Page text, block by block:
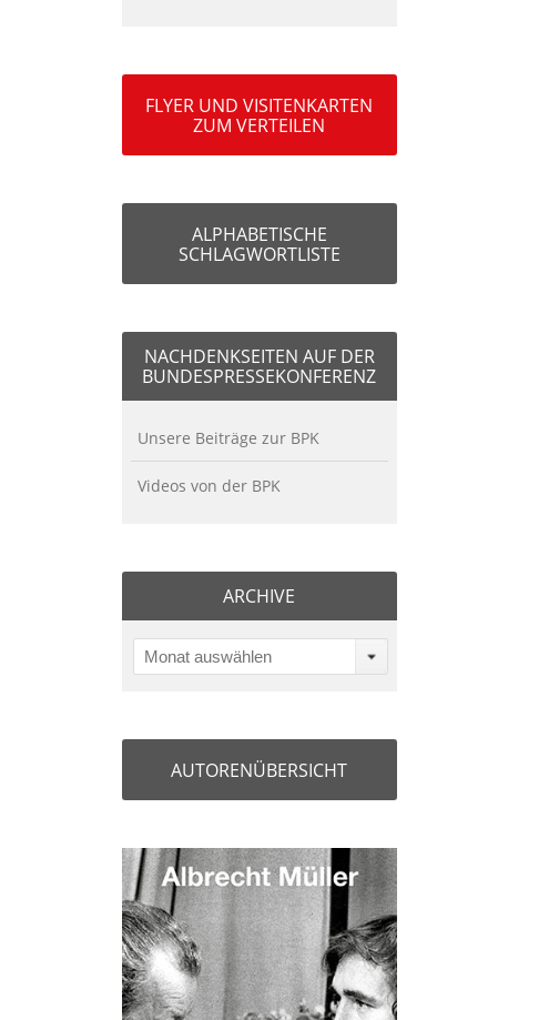
FLYER UND VISITENKARTEN
ZUM VERTEILEN
ALPHABETISCHE
SCHLAGWORTLISTE
NACHDENKSEITEN AUF DER
BUNDESPRESSEKONFERENZ
Unsere Beiträge zur BPK
Videos von der BPK
ARCHIVE
Monat auswählen
AUTORENÜBERSICHT